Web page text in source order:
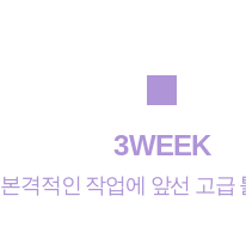
3WEEK
본격적인 작업에 앞선 고급